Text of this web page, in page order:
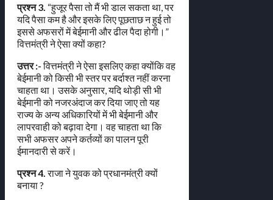
प्रश्न 3. “हुजूर पैसा तो मैं भी डाल सकता था, पर
यदि पैसा कम है और इसके लिए पूछताछ न हुई तो
इससे अफसरों में बेईमानी और ढील पैदा होगी।”
वित्तमंत्री ने ऐसा क्यों कहा?
उत्तर :-वित्तमंत्री ने ऐसा इसलिए कहा क्योंकि वह
बेईमानी को किसी भी स्तर पर बर्दाश्त नहीं करना
चाहता था। उसके अनुसार, यदि थोड़ी सी भी
बेईमानी को नजरअंदाज कर दिया जाए तो यह
राज्य के अन्य अधिकारियों में भी बेईमानी और
लापरवाही को बढ़ावा देगा। वह चाहता था कि
सभी अफसर अपने कर्तव्यों का पालन पूरी
ईमानदारी से करें।
प्रश्न 4. राजा ने युवक को प्रधानमंत्री क्यों
बनाया ?